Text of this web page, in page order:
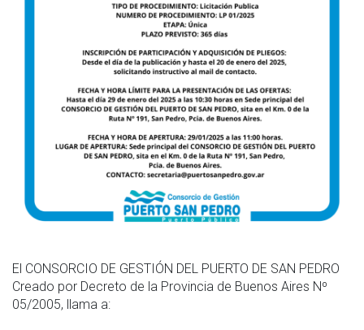
El CONSORCIO DE GESTIÓN DEL PUERTO DE SAN PEDRO
Creado por Decreto de la Provincia de Buenos Aires Nº
05/2005, llama a: